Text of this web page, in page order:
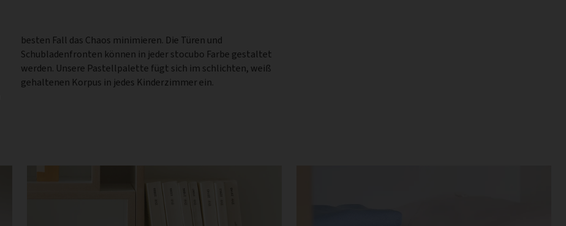
gehaltenen Korpus in jedes Kinderzimmer ein.